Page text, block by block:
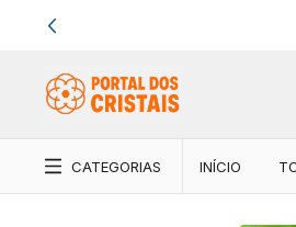
CATEGORIAS INÍCIO